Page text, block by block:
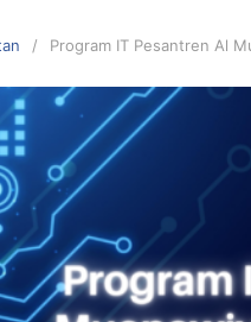
Program IT Pesantren Al